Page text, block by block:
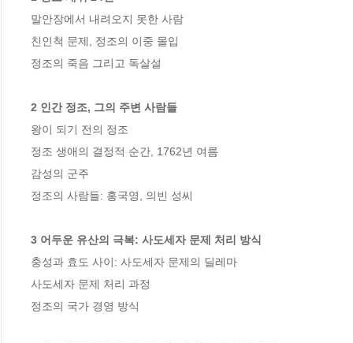
말안장에서 내려오지 못한 사람
친인척 문제, 정조의 이중 몰입
정조의 죽음 그리고 독살설
2 인간 정조, 그의 주변 사람들
왕이 되기 전의 정조
정조 생애의 결정적 순간, 1762년 여름
감성의 군주
정조의 사람들: 홍국영, 의빈 성씨
3 어두운 유산의 극복: 사도세자 문제 처리 방식
충성과 효도 사이: 사도세자 문제의 딜레마
사도세자 문제 처리 과정
정조의 국가 경영 방식